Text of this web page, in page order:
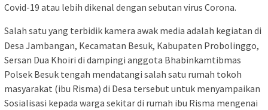
Covid-19 atau lebih dikenal dengan sebutan virus Corona.
Salah satu yang terbidik kamera awak media adalah kegiatan di
Desa Jambangan, Kecamatan Besuk, Kabupaten Probolinggo,
Sersan Dua Khoiri di dampingi anggota Bhabinkamtibmas
Polsek Besuk tengah mendatangi salah satu rumah tokoh
masyarakat (ibu Risma) di Desa tersebut untuk menyampaikan
Sosialisasi kepada warga sekitar di rumah ibu Risma mengenai